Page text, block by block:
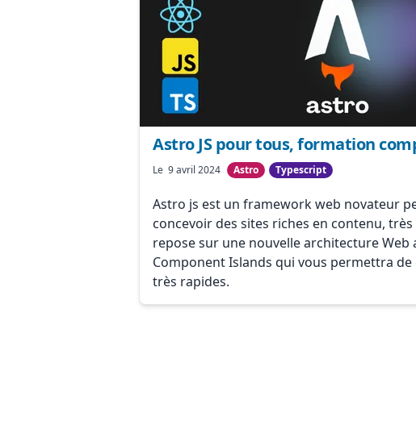
Astro JS pour tous, formation
Le 9 avril 2024 Astro Typescript
Astro js est un framework web novateur
concevoir des sites riches en contenu,
repose sur une nouvelle architecture Web
Component Islands qui vous permettra de
très rapides.